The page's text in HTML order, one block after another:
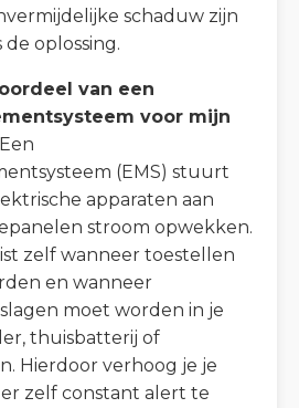
schaduw zijn
oplossing.
van een
voor mijn
Een
(EMS) stuurt
apparaten aan
stroom opwekken.
zelf wanneer toestellen
en wanneer
moet worden in je
thuisbatterij of
Hierdoor verhoog je je
zelf constant alert te